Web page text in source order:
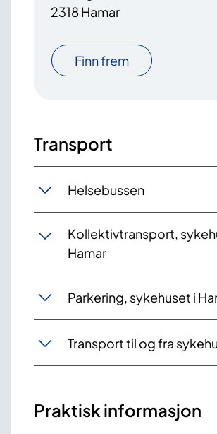
2318 Hamar
Finn frem
Transport
Helsebussen
Kollektivtransport,
Hamar
Parkering, sykehuset i
Transport til og fra
Praktisk informasjon